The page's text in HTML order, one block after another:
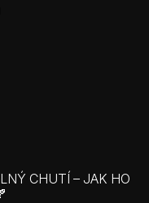
CHUTÍ – JAK HO